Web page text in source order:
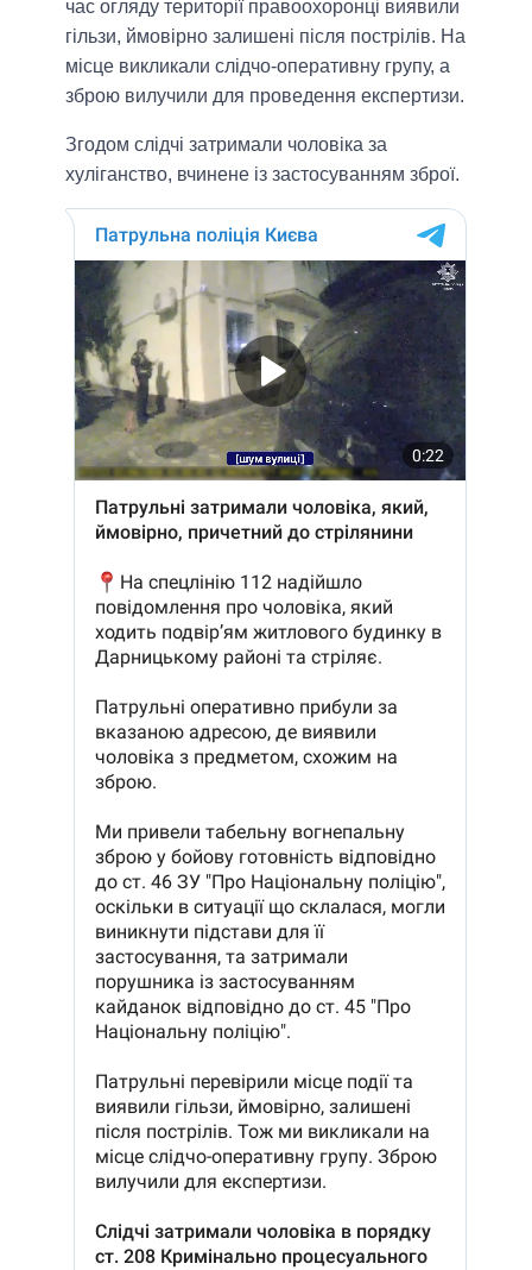
час огляду території правоохоронці виявили
гільзи, ймовірно залишені після пострілів. На
місце викликали слідчо-оперативну групу, а
зброю вилучили для проведення експертизи.
Згодом слідчі затримали чоловіка за
хуліганство, вчинене із застосуванням зброї.